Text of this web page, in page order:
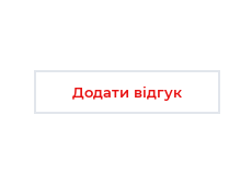
Додати відгук